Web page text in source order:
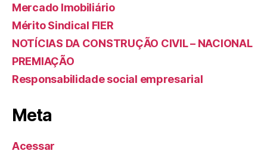
Mercado Imobiliário
Mérito Sindical FIER
NOTÍCIAS DA CONSTRUÇÃO CIVIL – NACIONAL
PREMIAÇÃO
Responsabilidade social empresarial
Meta
Acessar